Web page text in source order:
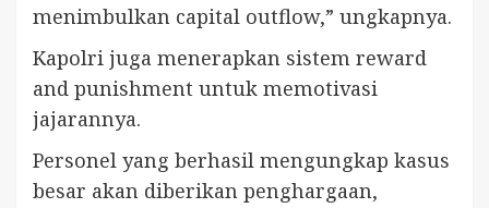
menimbulkan capital outflow,” ungkapnya.
Kapolri juga menerapkan sistem reward
and punishment untuk memotivasi
jajarannya.
Personel yang berhasil mengungkap kasus
besar akan diberikan penghargaan,